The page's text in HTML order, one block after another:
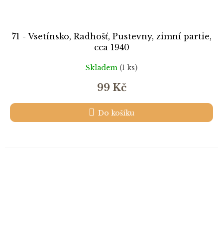
71 - Vsetínsko, Radhošť, Pustevny, zimní partie,
cca 1940
Skladem (1 ks)
99 Kč
Do košíku